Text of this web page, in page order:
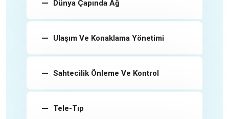
Dünya Çapında Ağ
Ulaşım Ve Konaklama Yönetimi
Sahtecilik Önleme Ve Kontrol
Tele-Tıp